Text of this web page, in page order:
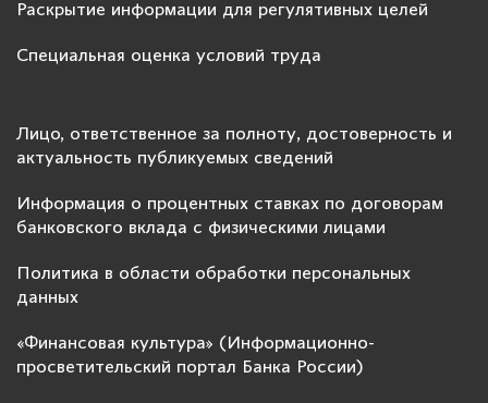
Раскрытие информации для регулятивных целей
Специальная оценка условий труда
Лицо, ответственное за полноту, достоверность и
актуальность публикуемых сведений
Информация о процентных ставках по договорам
банковского вклада с физическими лицами
Политика в области обработки персональных
данных
«Финансовая культура» (Информационно-
просветительский портал Банка России)